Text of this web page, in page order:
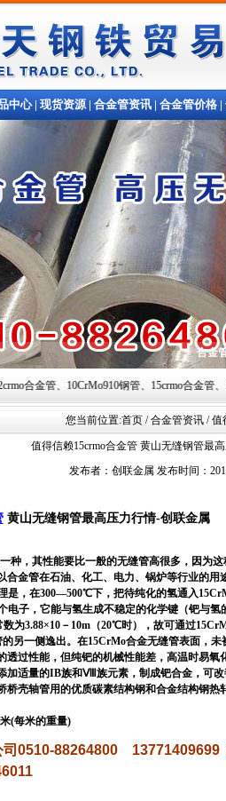
中心| 现货资源| 合金管资讯 | 合金管价格 |
合金
合金管、10CrMo910钢管、15crmo合金管
您当前位置:首页 / 合金管资讯 /
值得信赖15crmo合金管 黄山无缝钢管最
发布者：创联金属 发布时间：
黄山无缝钢管最高压力行情-创联金属
种，其性能要比一般的无缝管高很多，因为
金管在石油、化工、电力、锅炉等行业的用
是，在300—500℃下，把待纯化的氢通入
电子，它能与氢生成不稳定的化学键（钯与
数为3.88×10－10m（20℃时），故可通过
另一侧逸出。在15CrMo合金无缝管表面，
透过性能，但纯钯的机械性能差，高温时易
加适量的IB族和Ⅷ族元素，制成钯合金，可改
桥壳轴管用的优质碳素结构钢和合金结构钢
(每米的重量)
0510-88264800 13771409699